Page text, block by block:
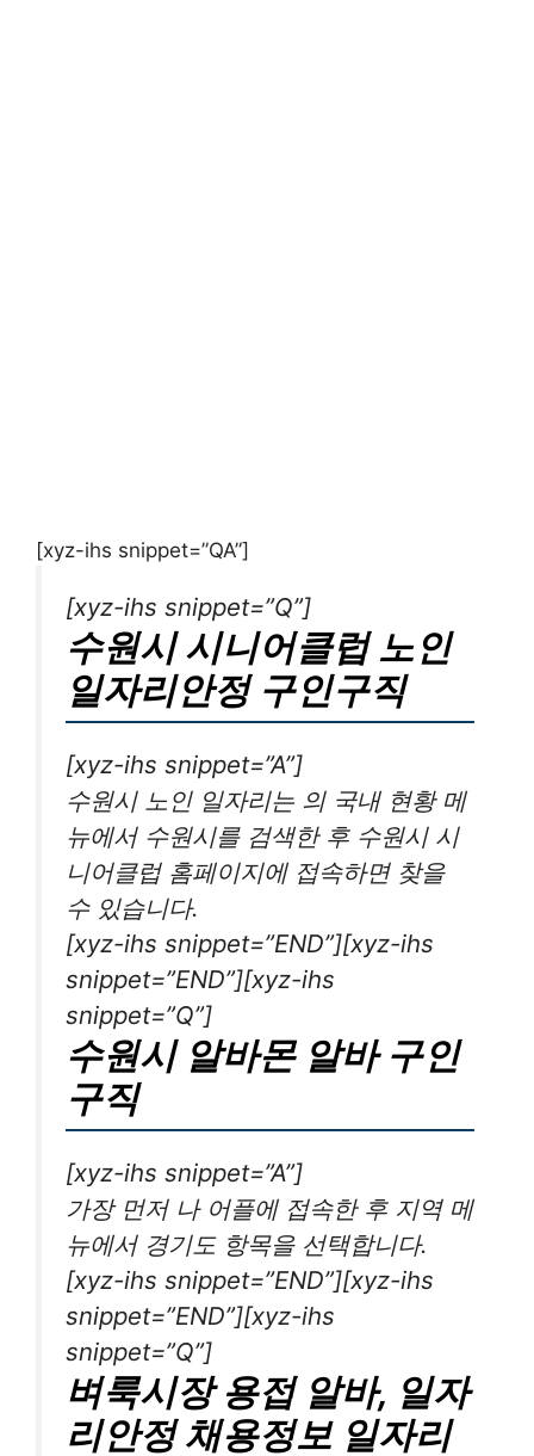
[xyz-ihs snippet=”QA”]
[xyz-ihs snippet=”Q”]
수원시 시니어클럽 노인
일자리안정 구인구직
[xyz-ihs snippet=”A”]
수원시 노인 일자리는 의 국내 현황 메
뉴에서 수원시를 검색한 후 수원시 시
니어클럽 홈페이지에 접속하면 찾을
수 있습니다.
[xyz-ihs snippet=”END”][xyz-ihs
snippet=”END”][xyz-ihs
snippet=”Q”]
수원시 알바몬 알바 구인
구직
[xyz-ihs snippet=”A”]
가장 먼저 나 어플에 접속한 후 지역 메
뉴에서 경기도 항목을 선택합니다.
[xyz-ihs snippet=”END”][xyz-ihs
snippet=”END”][xyz-ihs
snippet=”Q”]
벼룩시장 용접 알바, 일자
리안정 채용정보 일자리